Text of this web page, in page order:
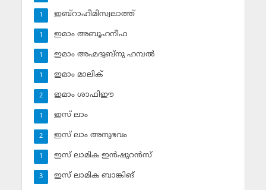
ഇബ്‌റാഹീമിസ്വലാത്ത്
1
ഇമാം അബൂഹനീഫ
1
ഇമാം അഹ്മദുബ്‌നു ഹമ്പല്‍
1
ഇമാം മാലിക്
1
ഇമാം ശാഫിഈ
2
ഇസ് ലാം
1
ഇസ് ലാം അനുഭവം
2
ഇസ് ലാമിക ഇന്‍ഷുറന്‍സ്‌
1
ഇസ് ലാമിക ബാങ്കിങ്‌
3